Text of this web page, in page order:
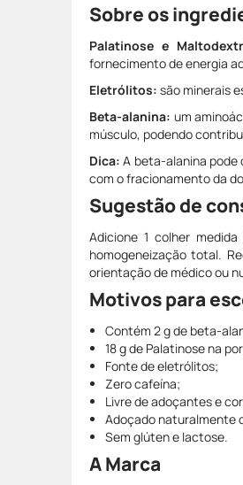
Sobre os
Palatinose e
fornecimento de energia
Eletrólitos: são minerais
Beta-alanina: um
músculo, podendo
Dica: A beta-alanina pode
com o fracionamento da
Sugestão de
Adicione 1 colher
homogeneização total.
orientação de médico ou
Motivos para
Contém 2 g de beta-
18 g de Palatinose na
Fonte de eletrólitos;
Zero cafeína;
Livre de adoçantes e
Adoçado naturalmente
Sem glúten e lactose.
A Marca